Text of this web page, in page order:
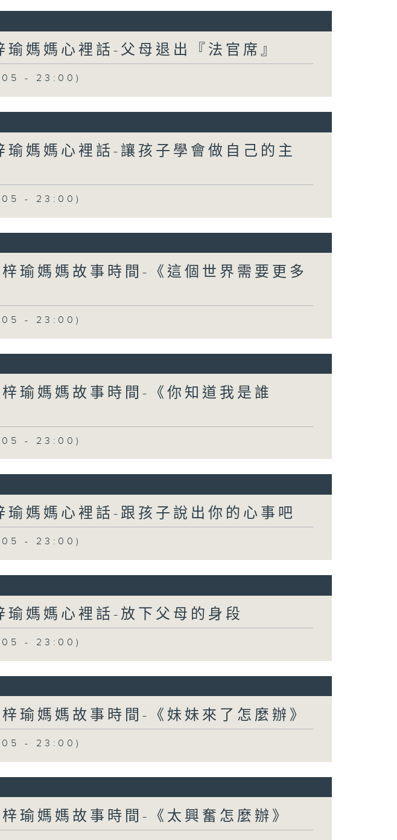
媽媽心裡話-父母退出『法官席』
- 23:00)
瑜媽媽心裡話-讓孩子學會做自己的主
- 23:00)
瑜媽媽故事時間-《這個世界需要更多
- 23:00)
瑜媽媽故事時間-《你知道我是誰
- 23:00)
瑜媽媽心裡話-跟孩子說出你的心事吧
- 23:00)
瑜媽媽心裡話-放下父母的身段
- 23:00)
瑜媽媽故事時間-《妹妹來了怎麼辦》
- 23:00)
瑜媽媽故事時間-《太興奮怎麼辦》